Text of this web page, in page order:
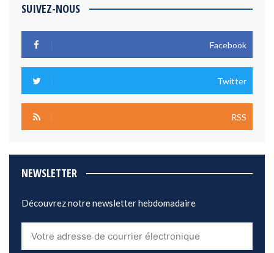
SUIVEZ-NOUS
Facebook
Twitter
RSS
NEWSLETTER
Découvrez notre newsletter hebdomadaire